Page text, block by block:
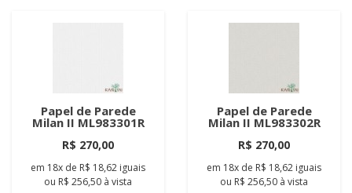
Papel de Parede
Milan II ML983301R
R$ 270,00
em 18x de R$ 18,62 iguais
ou R$ 256,50 à vista
Papel de Parede
Milan II ML983302R
R$ 270,00
em 18x de R$ 18,62 iguais
ou R$ 256,50 à vista